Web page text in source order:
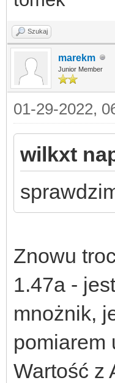
Szukaj
marekm
Junior Member
01-29-2022,
wilkxt
Znowu
1.47a -
mnożnik,
pomiarem
Wartość z